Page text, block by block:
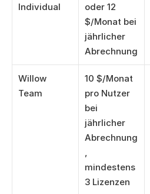
Individual
oder 12
$/Monat bei
jährlicher
Abrechnung
Willow
Team
10 $/Monat
pro Nutzer
bei
jährlicher
Abrechnung
mindestens
3 Lizenzen